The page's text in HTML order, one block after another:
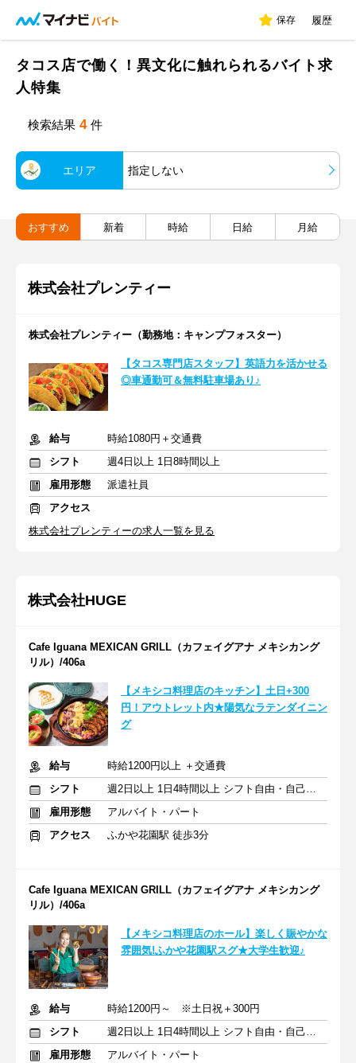
保存 履歴
タコス店で働く！異文化に触れられるバイト求
人特集
検索結果 4 件
エリア 指定しない
おすすめ 新着 時給 日給 月給
株式会社プレンティー
株式会社プレンティー（勤務地：キャンプフォスター）
【タコス専門店スタッフ】英語力を活かせる
◎車通勤可＆無料駐車場あり♪
給与
時給1080円＋交通費
シフト
週4日以上 1日8時間以上
雇用形態
派遣社員
アクセス
株式会社プレンティーの求人一覧を見る
株式会社HUGE
Cafe Iguana MEXICAN GRILL（カフェイグアナ メキシカング
リル）/406a
【メキシコ料理店のキッチン】土日+300
円！アウトレット内★陽気なラテンダイニン
グ
給与
時給1200円以上 ＋交通費
シフト
週2日以上 1日4時間以上 シフト自由・自己申告
雇用形態
アルバイト・パート
アクセス
ふかや花園駅 徒歩3分
Cafe Iguana MEXICAN GRILL（カフェイグアナ メキシカング
リル）/406a
【メキシコ料理店のホール】楽しく賑やかな
雰囲気!ふかや花園駅スグ★大学生歓迎♪
給与
時給1200円～ ※土日祝＋300円
シフト
週2日以上 1日4時間以上 シフト自由・自己申告
雇用形態
アルバイト・パート